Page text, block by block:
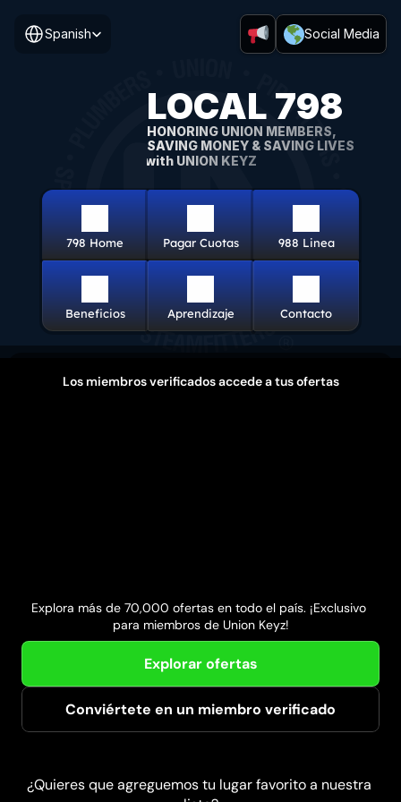
Spanish Social Media
LOCAL 798
HONORING UNION MEMBERS,
SAVING MONEY & SAVING LIVES
with UNION KEYZ
798 Home Pagar Cuotas 988 Linea
Beneficios Aprendizaje Contacto
Los miembros verificados accede a tus ofertas
Explora más de 70,000 ofertas en todo el país. ¡Exclusivo
para miembros de Union Keyz!
Explorar ofertas
Conviértete en un miembro verificado
¿Quieres que agreguemos tu lugar favorito a nuestra